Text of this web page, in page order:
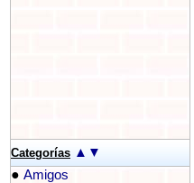
Categorías ▲ ▼
● Amigos